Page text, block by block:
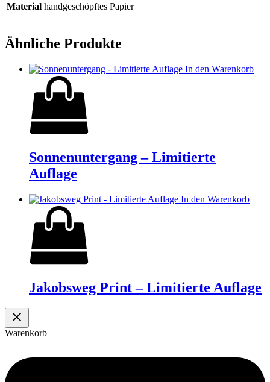
Material handgeschöpftes Papier
Ähnliche Produkte
In den Warenkorb
Sonnenuntergang – Limitierte
Auflage
In den Warenkorb
Jakobsweg Print – Limitierte Auflage
Warenkorb